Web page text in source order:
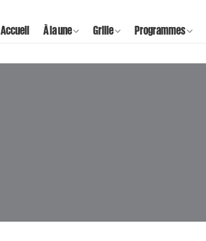
Accueil À la une Grille Programmes